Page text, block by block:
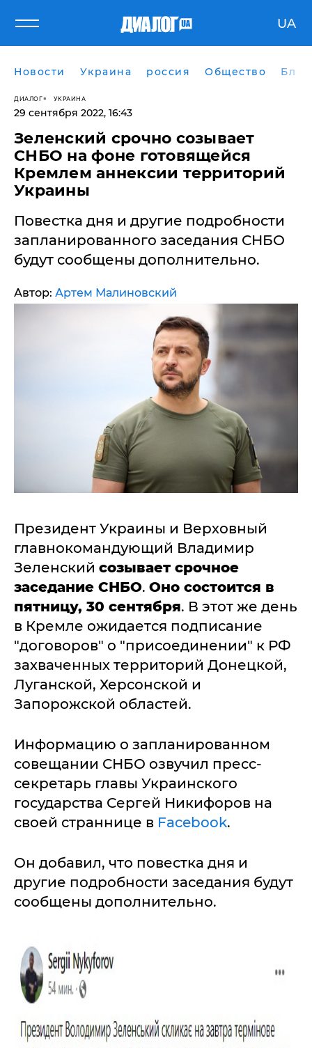
UA
Новости Украина россия Общество
ДИАЛОГ УКРАИНА
29 сентября 2022, 16:43
Зеленский срочно созывает
СНБО на фоне готовящейся
Кремлем аннексии территорий
Украины
Повестка дня и другие подробности
запланированного заседания СНБО
будут сообщены дополнительно.
Автор: Артем Малиновский
Президент Украины и Верховный
главнокомандующий Владимир
Зеленский созывает срочное
заседание СНБО. Оно состоится в
пятницу, 30 сентября. В этот же день
в Кремле ожидается подписание
"договоров" о "присоединении" к РФ
захваченных территорий Донецкой,
Луганской, Херсонской и
Запорожской областей.
Информацию о запланированном
совещании СНБО озвучил пресс-
секретарь главы Украинского
государства Сергей Никифоров на
своей страннице в Facebook.
Он добавил, что повестка дня и
другие подробности заседания будут
сообщены дополнительно.